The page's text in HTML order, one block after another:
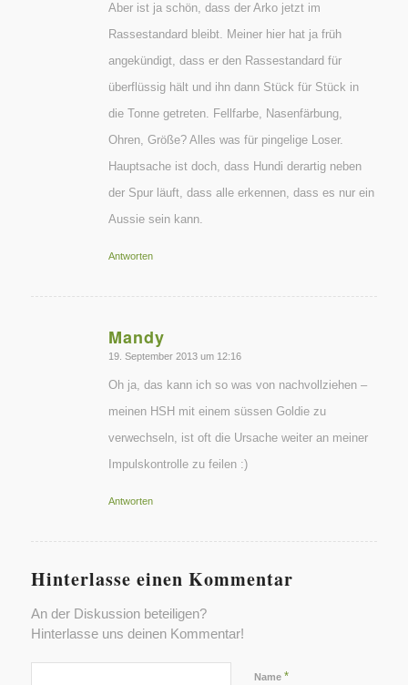
Aber ist ja schön, dass der Arko jetzt im
Rassestandard bleibt. Meiner hier hat ja früh
angekündigt, dass er den Rassestandard für
überflüssig hält und ihn dann Stück für Stück in
die Tonne getreten. Fellfarbe, Nasenfärbung,
Ohren, Größe? Alles was für pingelige Loser.
Hauptsache ist doch, dass Hundi derartig neben
der Spur läuft, dass alle erkennen, dass es nur ein
Aussie sein kann.
Antworten
Mandy
sagte:
19. September 2013 um 12:16
Oh ja, das kann ich so was von nachvollziehen –
meinen HSH mit einem süssen Goldie zu
verwechseln, ist oft die Ursache weiter an meiner
Impulskontrolle zu feilen :)
Antworten
Hinterlasse einen Kommentar
An der Diskussion beteiligen?
Hinterlasse uns deinen Kommentar!
Name *